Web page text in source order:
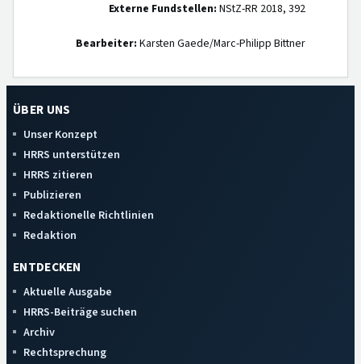
Externe Fundstellen: NStZ-RR 2018, 392
Bearbeiter: Karsten Gaede/Marc-Philipp Bittner
ÜBER UNS
Unser Konzept
HRRS unterstützen
HRRS zitieren
Publizieren
Redaktionelle Richtlinien
Redaktion
ENTDECKEN
Aktuelle Ausgabe
HRRS-Beiträge suchen
Archiv
Rechtsprechung